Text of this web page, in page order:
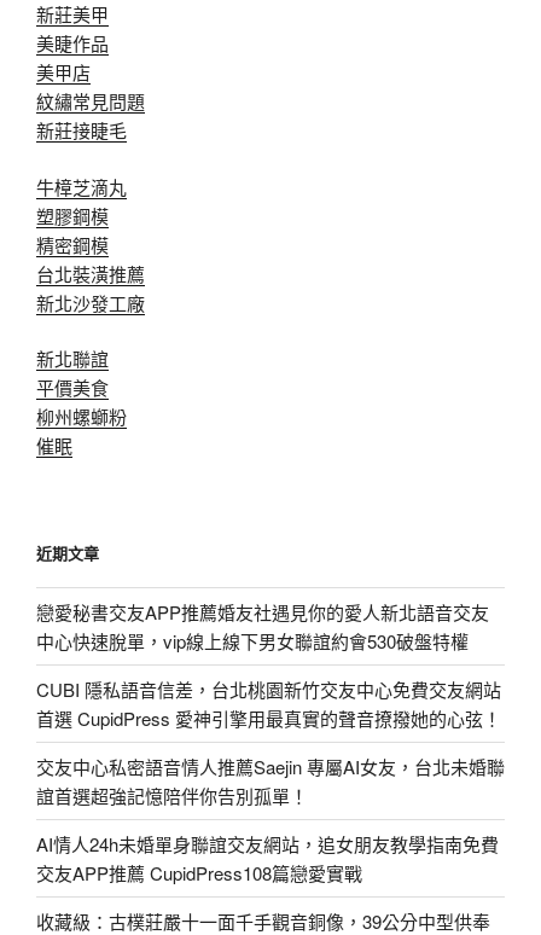
新莊美甲
美睫作品
美甲店
紋繡常見問題
新莊接睫毛
牛樟芝滴丸
塑膠鋼模
精密鋼模
台北裝潢推薦
新北沙發工廠
新北聯誼
平價美食
柳州螺螄粉
催眠
近期文章
戀愛秘書交友APP推薦婚友社遇見你的愛人新北語音交友
中心快速脫單，vip線上線下男女聯誼約會530破盤特權
CUBI 隱私語音信差，台北桃園新竹交友中心免費交友網站
首選 CupidPress 愛神引擎用最真實的聲音撩撥她的心弦！
交友中心私密語音情人推薦Saejin 專屬AI女友，台北未婚聯
誼首選超強記憶陪伴你告別孤單！
AI情人24h未婚單身聯誼交友網站，追女朋友教學指南免費
交友APP推薦 CupidPress108篇戀愛實戰
收藏級：古樸莊嚴十一面千手觀音銅像，39公分中型供奉